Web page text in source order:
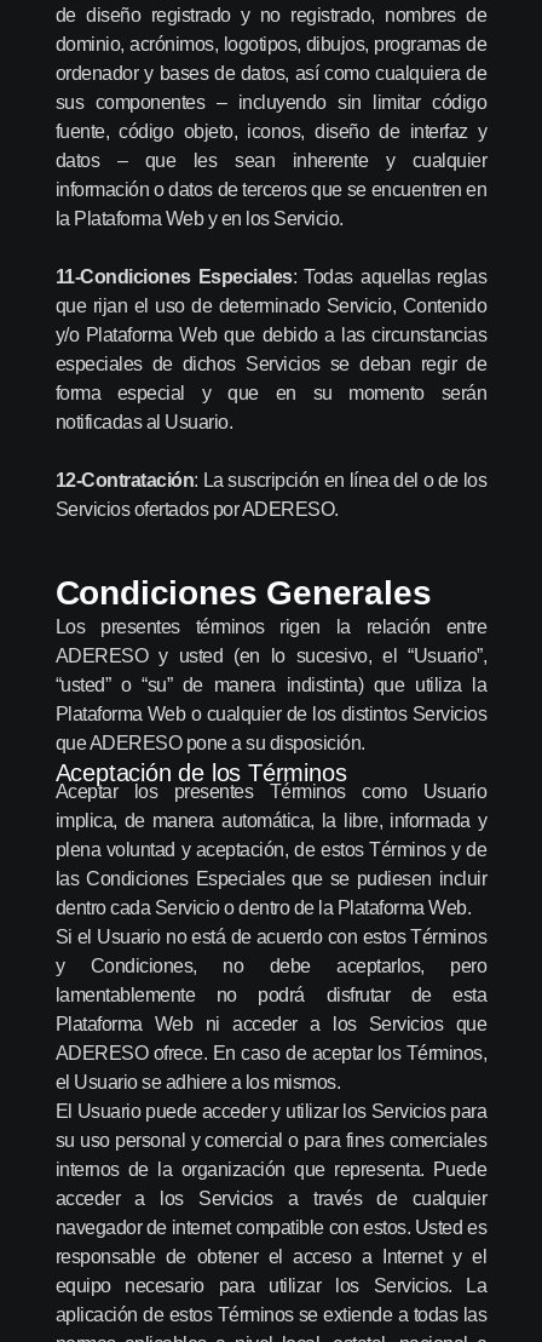
de diseño registrado y no registrado, nombres de
dominio, acrónimos, logotipos, dibujos, programas de
ordenador y bases de datos, así como cualquiera de
sus componentes – incluyendo sin limitar código
fuente, código objeto, iconos, diseño de interfaz y
datos – que les sean inherente y cualquier
información o datos de terceros que se encuentren en
la Plataforma Web y en los Servicio.
11-Condiciones Especiales: Todas aquellas reglas
que rijan el uso de determinado Servicio, Contenido
y/o Plataforma Web que debido a las circunstancias
especiales de dichos Servicios se deban regir de
forma especial y que en su momento serán
notificadas al Usuario.
12-Contratación: La suscripción en línea del o de los
Servicios ofertados por ADERESO.
Condiciones Generales
Los presentes términos rigen la relación entre
ADERESO y usted (en lo sucesivo, el “Usuario”,
“usted” o “su” de manera indistinta) que utiliza la
Plataforma Web o cualquier de los distintos Servicios
que ADERESO pone a su disposición.
Aceptación de los Términos
‍Aceptar los presentes Términos como Usuario
implica, de manera automática, la libre, informada y
plena voluntad y aceptación, de estos Términos y de
las Condiciones Especiales que se pudiesen incluir
dentro cada Servicio o dentro de la Plataforma Web.
Si el Usuario no está de acuerdo con estos Términos
y Condiciones, no debe aceptarlos, pero
lamentablemente no podrá disfrutar de esta
Plataforma Web ni acceder a los Servicios que
ADERESO ofrece. En caso de aceptar los Términos,
el Usuario se adhiere a los mismos.
El Usuario puede acceder y utilizar los Servicios para
su uso personal y comercial o para fines comerciales
internos de la organización que representa. Puede
acceder a los Servicios a través de cualquier
navegador de internet compatible con estos. Usted es
responsable de obtener el acceso a Internet y el
equipo necesario para utilizar los Servicios. La
aplicación de estos Términos se extiende a todas las